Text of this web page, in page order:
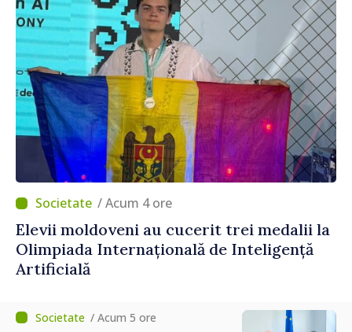
/ Acum 4 ore
Elevii moldoveni au cucerit trei medalii la
Olimpiada Internațională de Inteligență
Artificială
/ Acum 5 ore